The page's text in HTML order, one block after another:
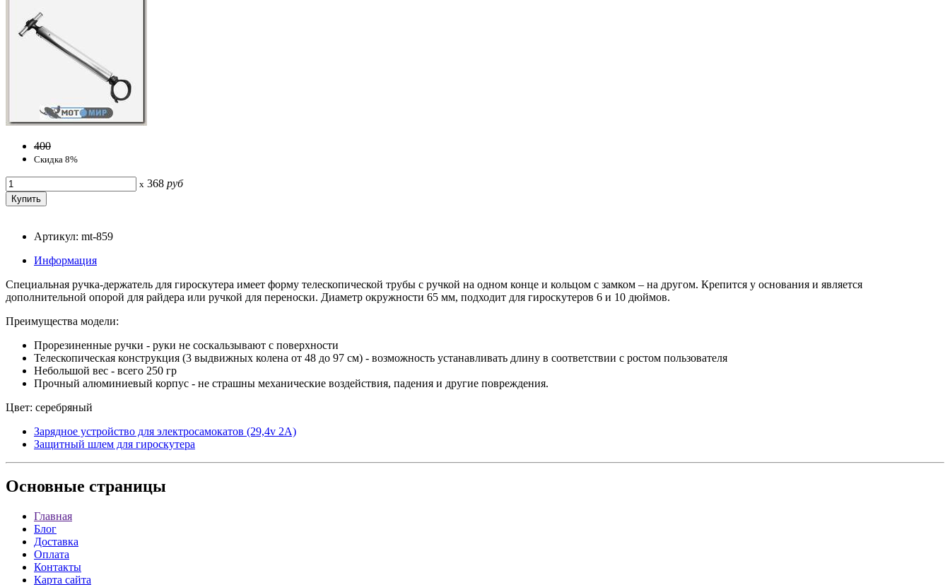
400
Скидка 8%
x 368 руб
Артикул: mt-859
Информация
Специальная ручка-держатель для гироскутера имеет форму телескопической трубы с ручкой на одном конце и кольцом с замком – на другом. Крепится у основания и является
дополнительной опорой для райдера или ручкой для переноски. Диаметр окружности 65 мм, подходит для гироскутеров 6 и 10 дюймов.
Преимущества модели:
Прорезиненные ручки - руки не соскальзывают с поверхности
Телескопическая конструкция (3 выдвижных колена от 48 до 97 см) - возможность устанавливать длину в соответствии с ростом пользователя
Небольшой вес - всего 250 гр
Прочный алюминиевый корпус - не страшны механические воздействия, падения и другие повреждения.
Цвет: серебряный
Зарядное устройство для электросамокатов (29,4v 2А)
Защитный шлем для гироскутера
Основные страницы
Главная
Блог
Доставка
Оплата
Контакты
Карта сайта